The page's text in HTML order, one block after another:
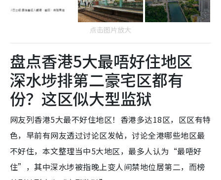
点击图片放大
盘点香港5大最唔好住地区
深水埗排第二豪宅区都有
份？这区似大型监狱
网友列香港5大最不好住地区！香港多达18区，区区有特
色，早前有网友透过讨论区发帖，讨论全港哪些地区最
不好住，本文整理当中5大地区，最多人认为“最唔好
住”，其中深水埗被指晚上变人间禁地位居第二，而榜